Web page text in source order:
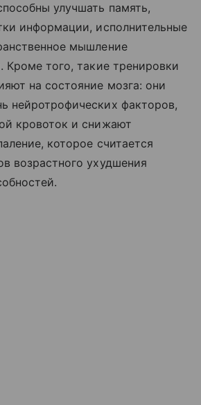
улучшать память,
информации, исполнительные
мышление
того, такие тренировки
на состояние мозга: они
нейротрофических факторов,
кровоток и снижают
которое считается
возрастного ухудшения